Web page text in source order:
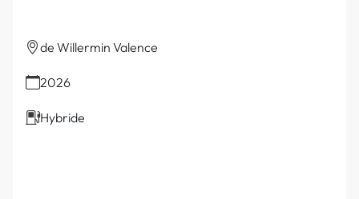
de Willermin Valence
2026
Hybride